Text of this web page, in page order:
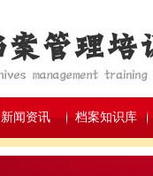
新闻资讯 档案知识库